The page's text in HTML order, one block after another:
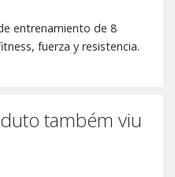
entrenamiento de 8
fuerza y resistencia.
também viu